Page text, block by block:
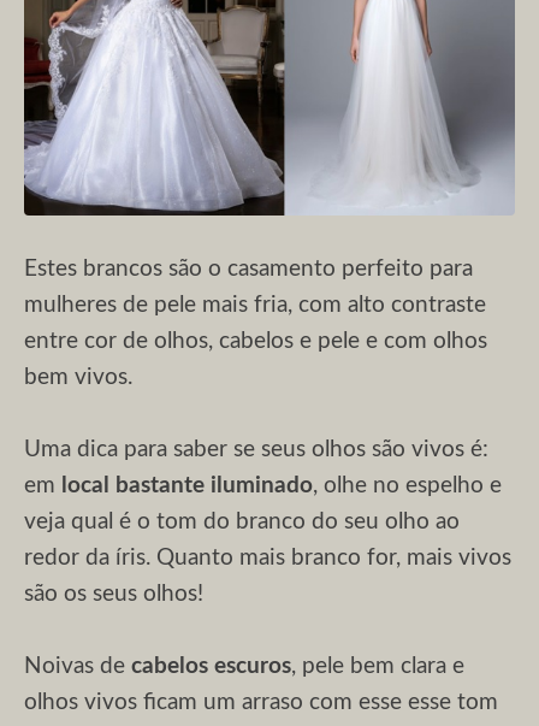
Estes brancos são o casamento perfeito para
mulheres de pele mais fria, com alto contraste
entre cor de olhos, cabelos e pele e com olhos
bem vivos.
Uma dica para saber se seus olhos são vivos é:
em local bastante iluminado, olhe no espelho e
veja qual é o tom do branco do seu olho ao
redor da íris. Quanto mais branco for, mais vivos
são os seus olhos!
Noivas de cabelos escuros, pele bem clara e
olhos vivos ficam um arraso com esse esse tom